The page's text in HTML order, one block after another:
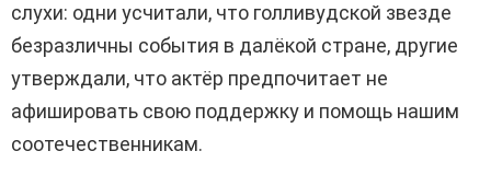
слухи: одни усчитали, что голливудской звезде
безразличны события в далёкой стране, другие
утверждали, что актёр предпочитает не
афишировать свою поддержку и помощь нашим
соотечественникам.